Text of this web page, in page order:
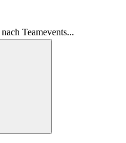
Teamevents...